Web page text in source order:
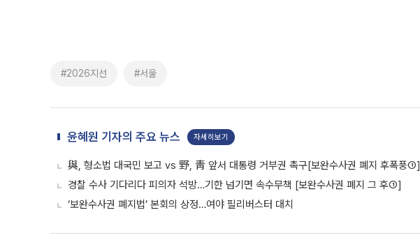
#2026지선 #서울
윤혜원 기자의 주요 뉴스 자세히보기
與, 형소법 대국민 보고 vs 野, 靑 앞서 대통령 거부권 촉구[보완수사권 폐지 후폭풍①]
경찰 수사 기다리다 피의자 석방…기한 넘기면 속수무책 [보완수사권 폐지 그 후①]
‘보완수사권 폐지법’ 본회의 상정…여야 필리버스터 대치